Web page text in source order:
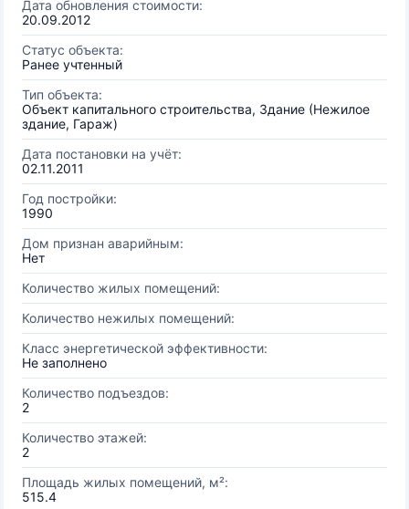
Дата обновления стоимости:
20.09.2012
Статус объекта:
Ранее учтенный
Тип объекта:
Объект капитального строительства, Здание (Нежилое
здание, Гараж)
Дата постановки на учёт:
02.11.2011
Год постройки:
1990
Дом признан аварийным:
Нет
Количество жилых помещений:
Количество нежилых помещений:
Класс энергетической эффективности:
Не заполнено
Количество подъездов:
2
Количество этажей:
2
Площадь жилых помещений, м²:
515.4